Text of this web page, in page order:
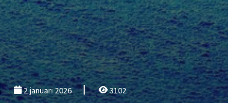
2 januari 2026 3102